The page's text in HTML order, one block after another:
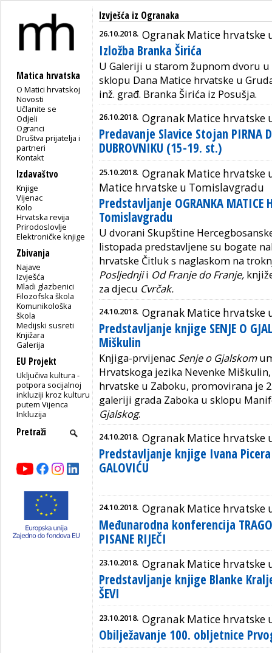
Matica hrvatska
O Matici hrvatskoj
Novosti
Učlanite se
Odjeli
Ogranci
Društva prijatelja i
partneri
Kontakt
Izdavaštvo
Knjige
Vijenac
Kolo
Hrvatska revija
Prirodoslovlje
Elektroničke knjige
Zbivanja
Najave
Izvješća
Mladi glazbenici
Filozofska škola
Komunikološka
škola
Medijski susreti
Knjižara
Galerija
EU Projekt
Uključiva kultura -
potpora socijalnoj
inkluziji kroz kulturu
putem Vijenca
Inkluzija
Izvješća iz Ogranaka
26.10.2018. Ogranak Matice hrvatske
Izložba Branka Širića
U Galeriji u starom župnom dvoru u
sklopu Dana Matice hrvatske u
inž. građ. Branka Širića iz Posušja.
26.10.2018. Ogranak Matice hrvatske
Predavanje Slavice Stojan PIRNA
DUBROVNIKU (15-19. st.)
25.10.2018. Ogranak Matice hrvatske
Matice hrvatske u Tomislavgradu
Predstavljanje OGRANKA MATICE
Tomislavgradu
U dvorani Skupštine
listopada predstavljene su bogate
hrvatske Čitluks naglaskom na
Posljednjii Od Franje do Franje,
za djecu Cvrčak.
24.10.2018. Ogranak Matice hrvatske
Predstavljanje knjige SENJE O
Miškulin
Knjiga-prvijenac Senje o Gjalskom
Hrvatskoga jezika Nevenke
hrvatske u Zaboku, promovirana je
galeriji grada Zaboka u sklopu
Gjalskog.
24.10.2018. Ogranak Matice hrvatske
Predstavljanje knjige Ivana Picera
GALOVIĆU
24.10.2018. Ogranak Matice hrvatske
Međunarodna konferencija
PISANE RIJEČI
23.10.2018. Ogranak Matice hrvatske
Predstavljanje knjige Blanke
ŠEVI
23.10.2018. Ogranak Matice hrvatske
Obilježavanje 100. obljetnice